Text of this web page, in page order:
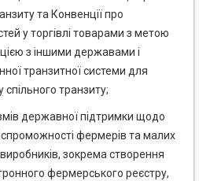
та Конвенції про
у торгівлі товарами з метою
з іншими державами і
транзитної системи для
транзиту;
державної підтримки щодо
фермерів та малих
зокрема створення
фермерського реєстру,